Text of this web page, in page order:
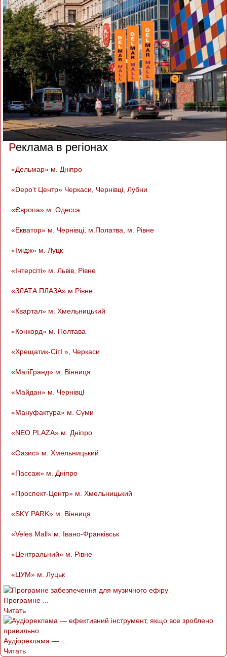
Реклама в регіонах
«Дельмар» м. Дніпро
«Depo't Центр» Черкаси, Чернівці, Лубни
«Європа» м. Одесса
«Екватор» м. Чернівці, м.Полатва, м. Рівне
«Імідж» м. Луцк
«Інтерсіті» м. Львів, Рівне
«ЗЛАТА ПЛАЗА» м.Рівне
«Квартал» м. Хмельницький
«Конкорд» м. Полтава
«Хрещатик-СітІ », Черкаси
«МагіГранд» м. Вінниця
«Майдан» м. ЧернівцІ
«Мануфактура» м. Суми
«NEO PLAZA» м. Дніпро
«Оазис» м. Хмельницький
«Пассаж» м. Дніпро
«Проспект-Центр» м. Хмельницький
«SKY PARK» м. Вінниця
«Veles Mall» м. Івано-Франківськ
«Центральний» м. Рівне
«ЦУМ» м. Луцьк
Програмне ...
Читать
Аудіореклама — ...
Читать